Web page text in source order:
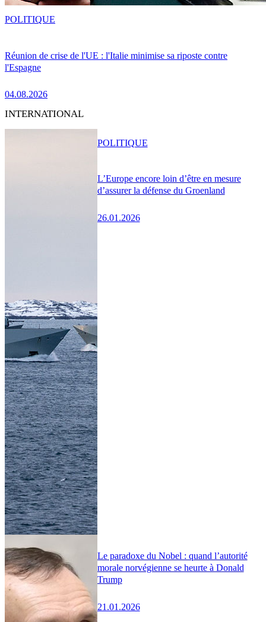
Réunion de crise de l'UE : l'Italie minimise sa riposte contre
l'Espagne
04.08.2026
POLITIQUE
INTERNATIONAL
L’Europe encore loin d’être en mesure
d’assurer la défense du Groenland
26.01.2026
POLITIQUE
Le paradoxe du Nobel : quand l’autorité
morale norvégienne se heurte à Donald
Trump
21.01.2026